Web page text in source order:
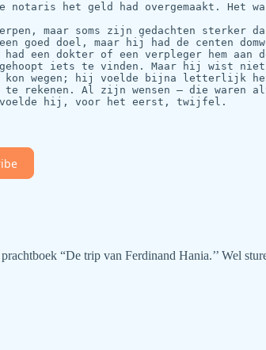
notaris het geld had overgemaakt. Het
maar soms zijn gedachten
goed doel, maar hij had de centen
had een dokter of een verpleger hem
iets te vinden. Maar hij wist niet
wegen; hij voelde bijna letterlijk het
rekenen. Al zijn wensen – die waren
voelde hij, voor het eerst, twijfel.
“De trip van Ferdinand Hania.’’ Wel